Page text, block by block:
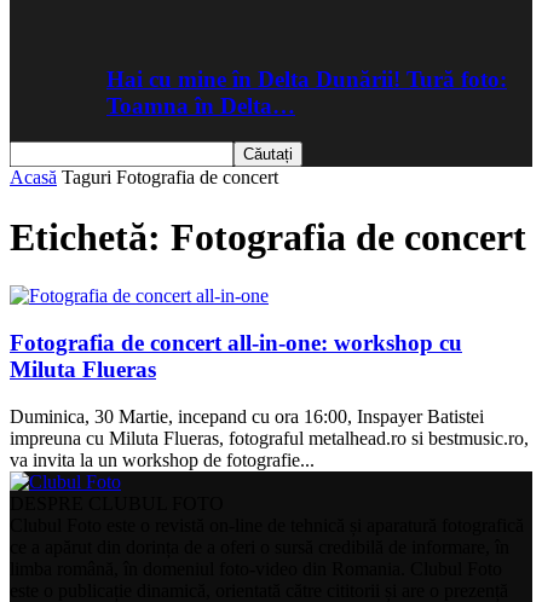
Hai cu mine în Delta Dunării! Tură foto:
Toamna în Delta…
Acasă Taguri Fotografia de concert
Etichetă: Fotografia de concert
Fotografia de concert all-in-one: workshop cu
Miluta Flueras
Duminica, 30 Martie, incepand cu ora 16:00, Inspayer Batistei
impreuna cu Miluta Flueras, fotograful metalhead.ro si bestmusic.ro,
va invita la un workshop de fotografie...